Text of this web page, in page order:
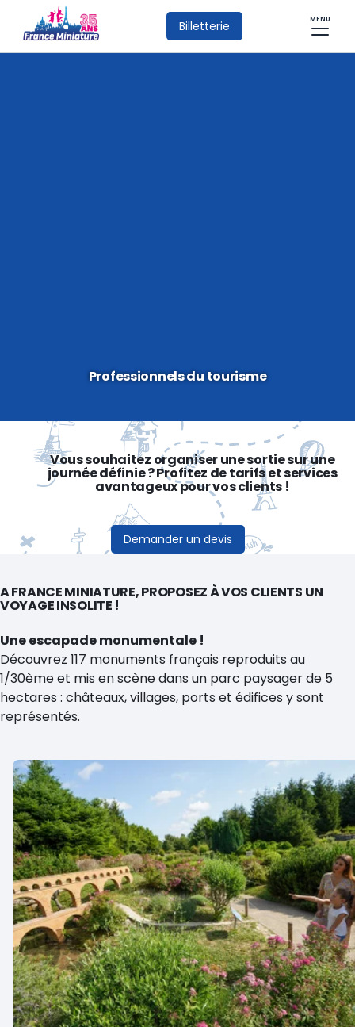
Billetterie MENU
Professionnels du tourisme
Vous souhaitez organiser une sortie sur une
journée définie ? Profitez de tarifs et services
avantageux pour vos clients !
Demander un devis
A FRANCE MINIATURE, PROPOSEZ À VOS CLIENTS UN
VOYAGE INSOLITE !
Une escapade monumentale !
Découvrez 117 monuments français reproduits au
1/30ème et mis en scène dans un parc paysager de 5
hectares : châteaux, villages, ports et édifices y sont
représentés.